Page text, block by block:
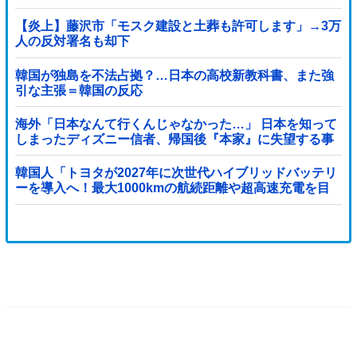
【炎上】藤沢市「モスク建設と土葬も許可します」→3万
人の反対署名も却下
韓国が独島を不法占拠？…日本の高校新教科書、また強
引な主張＝韓国の反応
海外「日本なんて行くんじゃなかった…」 日本を知って
しまったディズニー信者、帰国後『本家』に失望する事
態に
韓国人「トヨタが2027年に次世代ハイブリッドバッテリ
ーを導入へ！最大1000kmの航続距離や超高速充電を目
指す」